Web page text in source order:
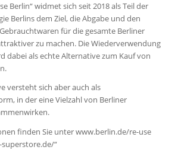
Berlin“ widmet sich seit 2018 als Teil der
Berlins dem Ziel, die Abgabe und den
für die gesamte Berliner
zu machen. Die Wiederverwendung
dabei als echte Alternative zum Kauf von
versteht sich aber auch als
in der eine Vielzahl von Berliner
finden Sie unter www.berlin.de/re-use
“